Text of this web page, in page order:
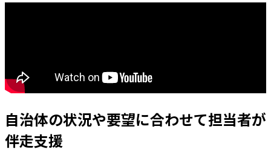
自治体の状況や要望に合わせて担当者が
伴走支援